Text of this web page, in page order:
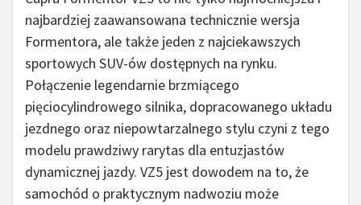
najbardziej zaawansowana technicznie wersja
Formentora, ale także jeden z najciekawszych
sportowych SUV-ów dostępnych na rynku.
Połączenie legendarnie brzmiącego
pięciocylindrowego silnika, dopracowanego układu
jezdnego oraz niepowtarzalnego stylu czyni z tego
modelu prawdziwy rarytas dla entuzjastów
dynamicznej jazdy. VZ5 jest dowodem na to, że
samochód o praktycznym nadwoziu może